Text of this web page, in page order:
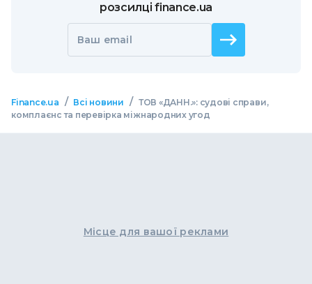
розсилці finance.ua
Ваш email
Finance.ua / Всі новини / ТОВ «ДАНН.»: судові справи,
комплаєнс та перевірка міжнародних угод
Місце для вашої реклами